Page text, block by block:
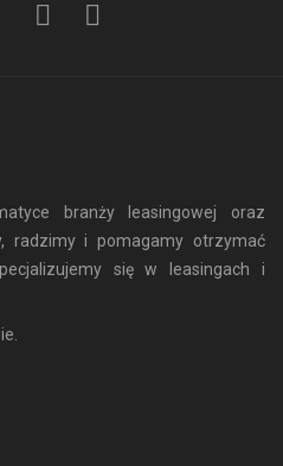
branży leasingowej oraz
radzimy i pomagamy otrzymać
się w leasingach i